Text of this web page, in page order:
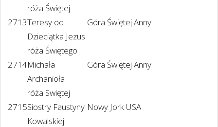
2713
róża Świętej
Teresy od
Dzieciątka Jezus
Góra Świętej Anny
2714
róża Świętego
Michała
Archanioła
Góra Świętej Anny
2715
róża Swiętej
Siostry Faustyny
Kowalskiej
Nowy Jork USA